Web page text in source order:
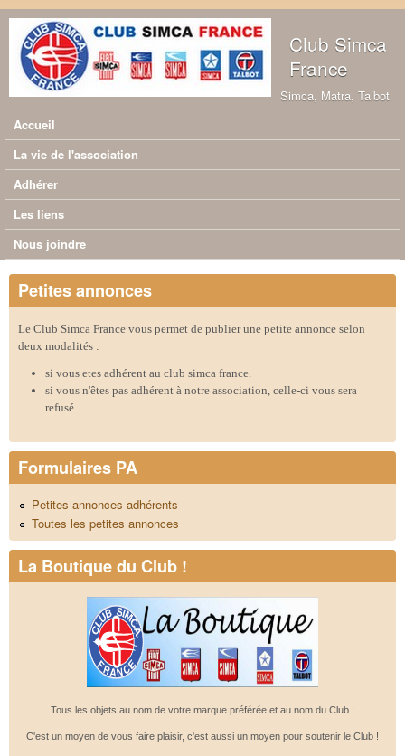
Aller au contenu principal
Club Simca
France
Simca, Matra, Talbot
Menu principal
Accueil
La vie de l'association
Adhérer
Les liens
Nous joindre
Petites annonces
Le Club Simca France vous permet de publier une petite annonce selon
deux modalités :
si vous etes adhérent au club simca france.
si vous n'êtes pas adhérent à notre association, celle-ci vous sera
refusé.
Formulaires PA
Petites annonces adhérents
Toutes les petites annonces
La Boutique du Club !
Tous les objets au nom de votre marque préférée et au nom du Club !
C'est un moyen de vous faire plaisir, c'est aussi un moyen pour soutenir le Club !